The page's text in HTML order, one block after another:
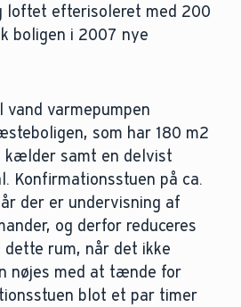
loftet efterisoleret med 200
boligen i 2007 nye
vand varmepumpen
som har 180 m2
kælder samt en delvist
Konfirmationsstuen på ca.
der er undervisning af
og derfor reduceres
dette rum, når det ikke
nøjes med at tænde for
blot et par timer